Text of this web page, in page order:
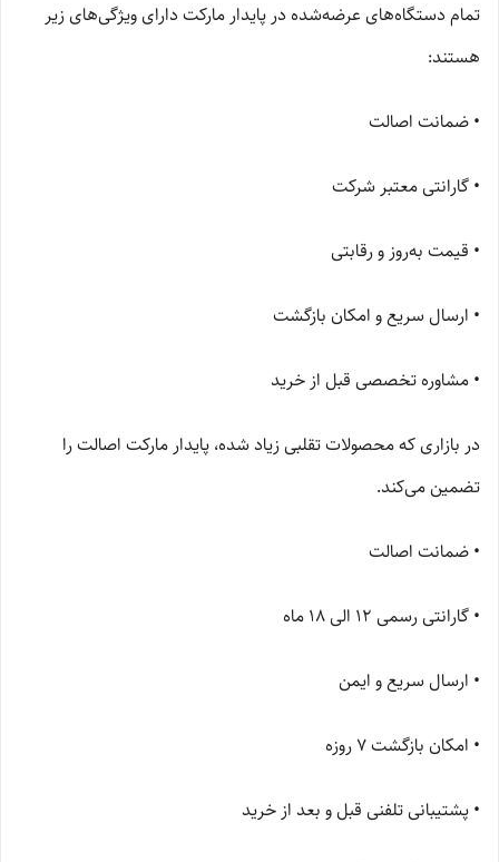
تمام دستگاه‌های عرضه‌شده در پایدار مارکت دارای ویژگی‌های زیر
هستند:
• ضمانت اصالت
• گارانتی معتبر شرکت
• قیمت به‌روز و رقابتی
• ارسال سریع و امکان بازگشت
• مشاوره تخصصی قبل از خرید
در بازاری که محصولات تقلبی زیاد شده، پایدار مارکت اصالت را
تضمین می‌کند.
• ضمانت اصالت
• گارانتی رسمی ۱۲ الی ۱۸ ماه
• ارسال سریع و ایمن
• امکان بازگشت ۷ روزه
• پشتیبانی تلفنی قبل و بعد از خرید